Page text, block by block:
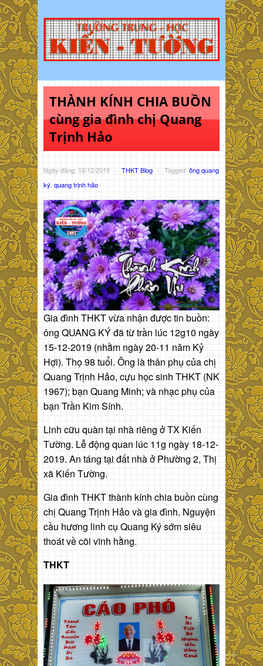
THÀNH KÍNH CHIA BUỒN
cùng gia đình chị Quang
Trịnh Hảo
Ngày đăng: 16/12/2019 - THKT Blog - Tagged: ông quang
ký quang trịnh hảo
Gia đình THKT vừa nhận được tin buồn:
ông QUANG KÝ đã từ trần lúc 12g10 ngày
15-12-2019 (nhằm ngày 20-11 năm Kỷ
Hợi). Thọ 98 tuổi. Ông là thân phụ của chị
Quang Trịnh Hảo, cựu học sinh THKT (NK
1967); bạn Quang Minh; và nhạc phụ của
bạn Trần Kim Sính.
Linh cữu quàn tại nhà riêng ở TX Kiến
Tường. Lễ động quan lúc 11g ngày 18-12-
2019. An táng tại đất nhà ở Phường 2, Thị
xã Kiến Tường.
Gia đình THKT thành kính chia buồn cùng
chị Quang Trịnh Hảo và gia đình. Nguyện
cầu hương linh cụ Quang Ký sớm siêu
thoát về cõi vĩnh hằng.
THKT